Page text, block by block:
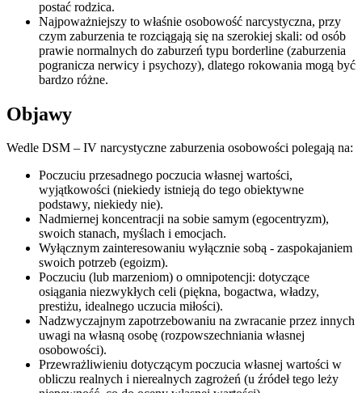
postać rodzica.
Najpoważniejszy to właśnie osobowość narcystyczna, przy
czym zaburzenia te rozciągają się na szerokiej skali: od osób
prawie normalnych do zaburzeń typu borderline (zaburzenia
pogranicza nerwicy i psychozy), dlatego rokowania mogą być
bardzo różne.
Objawy
Wedle DSM – IV narcystyczne zaburzenia osobowości polegają na:
Poczuciu przesadnego poczucia własnej wartości,
wyjątkowości (niekiedy istnieją do tego obiektywne
podstawy, niekiedy nie).
Nadmiernej koncentracji na sobie samym (egocentryzm),
swoich stanach, myślach i emocjach.
Wyłącznym zainteresowaniu wyłącznie sobą - zaspokajaniem
swoich potrzeb (egoizm).
Poczuciu (lub marzeniom) o omnipotencji: dotyczące
osiągania niezwykłych celi (piękna, bogactwa, władzy,
prestiżu, idealnego uczucia miłości).
Nadzwyczajnym zapotrzebowaniu na zwracanie przez innych
uwagi na własną osobę (rozpowszechniania własnej
osobowości).
Przewrażliwieniu dotyczącym poczucia własnej wartości w
obliczu realnych i nierealnych zagrożeń (u źródeł tego leży